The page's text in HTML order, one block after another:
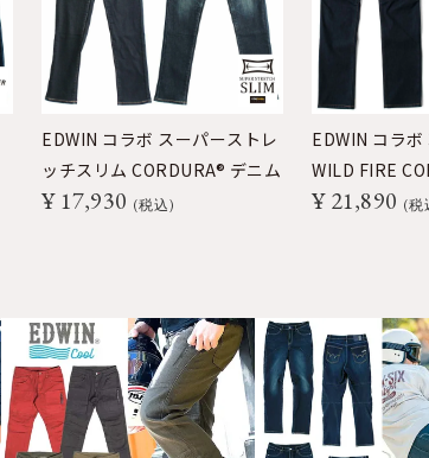
EDWIN コラボ スーパーストレ
ッチスリム CORDURA® デニム
¥ 17,930 税込
EDWIN コラ
WILD FIRE
’25
¥ 21,890 税